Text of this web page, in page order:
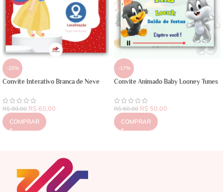
-25%
Convite Interativo Branca de Neve
R$80,00 R$ 60,00
COMPRAR
-17%
Convite Animado Baby Looney Tunes
R$60,00 R$ 50,00
COMPRAR